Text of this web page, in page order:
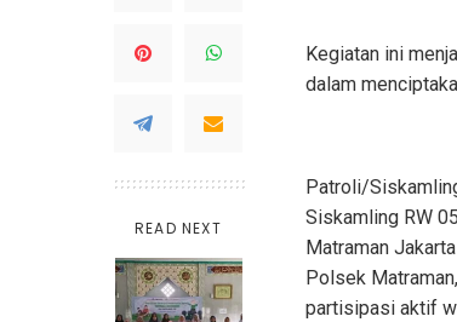
READ NEXT
Kegiatan ini
dalam
Patroli/
Siskamling RW
Matraman
Polsek
partisipasi aktif